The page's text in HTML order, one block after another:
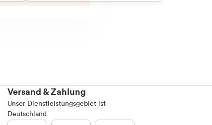
Versand & Zahlung
Unser Dienstleistungsgebiet ist
Deutschland.